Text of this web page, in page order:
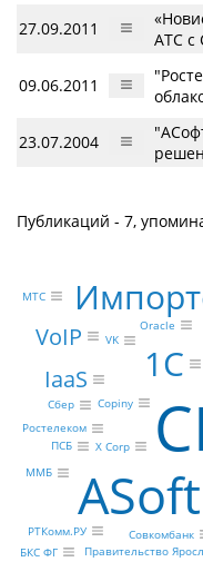
27.09.2011
АТС с
09.06.2011
23.07.2004
Публикаций - 7,
ASoft
1С
VoIP
IaaS
Copiny
Ростелеком
X Corp
МТС
РТКомм.РУ
Сбер
Совкомбанк
ПСБ
БКС ФГ Правительство
Oracle
VK
ММБ